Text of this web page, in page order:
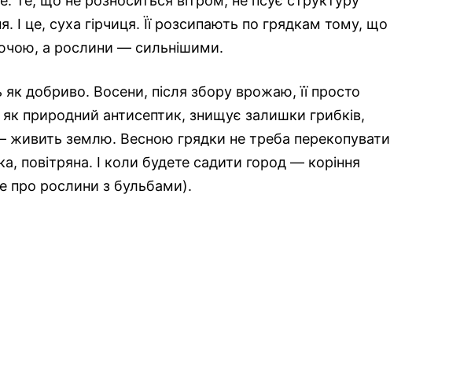
І це, суха гірчиця. Її розсипають по грядкам тому, що
а рослини — сильнішими.
добриво. Восени, після збору врожаю, її просто
природний антисептик, знищує залишки грибків,
живить землю. Весною грядки не треба перекопувати
повітряна. І коли будете садити город — коріння
про рослини з бульбами).